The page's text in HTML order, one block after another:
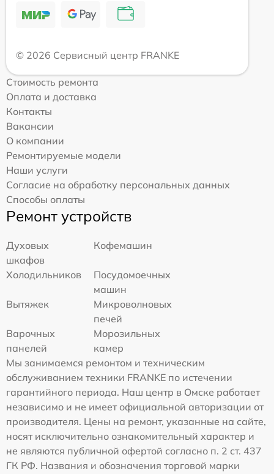
© 2026 Сервисный центр FRANKE
Стоимость ремонта
Оплата и доставка
Контакты
Вакансии
О компании
Ремонтируемые модели
Наши услуги
Согласие на обработку персональных данных
Способы оплаты
Ремонт устройств
Духовых
шкафов
Кофемашин
Холодильников
Посудомоечных
машин
Вытяжек
Микроволновых
печей
Варочных
панелей
Морозильных
камер
Мы занимаемся ремонтом и техническим
обслуживанием техники FRANKE по истечении
гарантийного периода. Наш центр в Омске работает
независимо и не имеет официальной авторизации от
производителя. Цены на ремонт, указанные на сайте,
носят исключительно ознакомительный характер и
не являются публичной офертой согласно п. 2 ст. 437
ГК РФ. Названия и обозначения торговой марки